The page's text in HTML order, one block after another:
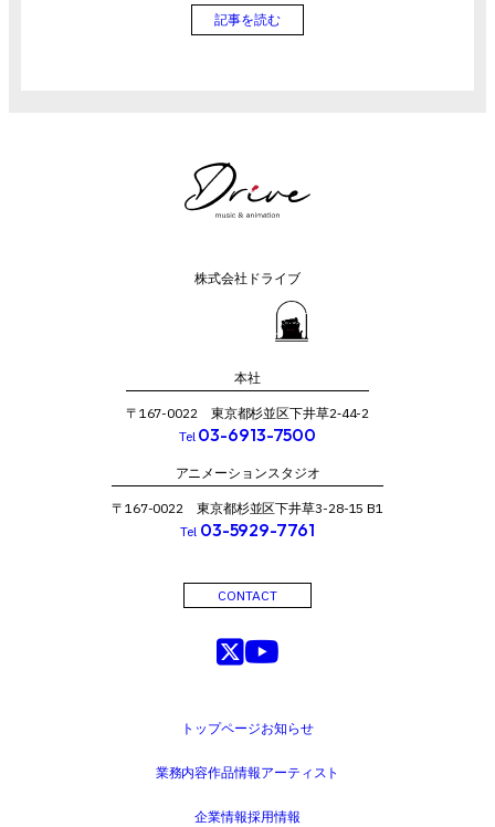
記事を読む
株式会社ドライブ
本社
〒167-0022 東京都杉並区下井草2‐44-2
Tel 03-6913-7500
アニメーションスタジオ
〒167-0022 東京都杉並区下井草3-28-15 B1
Tel 03-5929-7761
CONTACT
トップページお知らせ
業務内容作品情報アーティスト
企業情報採用情報